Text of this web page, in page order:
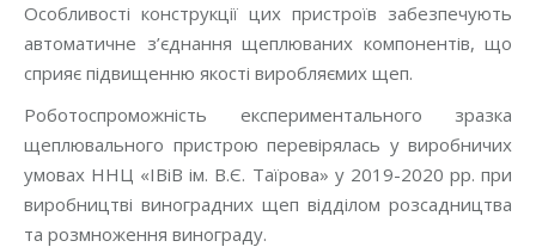
Особливості конструкції цих пристроїв забезпечують
автоматичне з’єднання щеплюваних компонентів, що
сприяє підвищенню якості виробляємих щеп.
Роботоспроможність експериментального зразка
щеплювального пристрою перевірялась у виробничих
умовах ННЦ «ІВіВ ім. В.Є. Таїрова» у 2019-2020 рр. при
виробництві виноградних щеп відділом розсадництва
та розмноження винограду.